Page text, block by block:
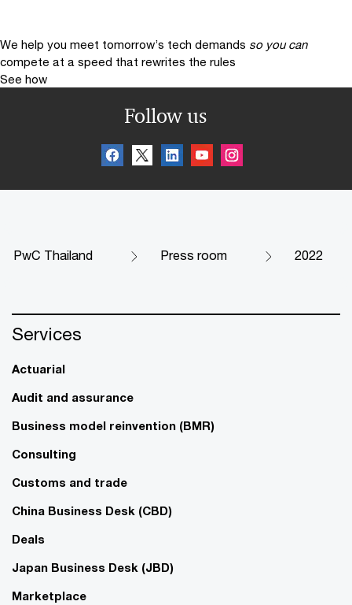
We help you meet tomorrow’s tech demands so you can
compete at a speed that rewrites the rules
See how
Follow us
PwC Thailand Press room 2022
Services
Actuarial
Audit and assurance
Business model reinvention (BMR)
Consulting
Customs and trade
China Business Desk (CBD)
Deals
Japan Business Desk (JBD)
Marketplace